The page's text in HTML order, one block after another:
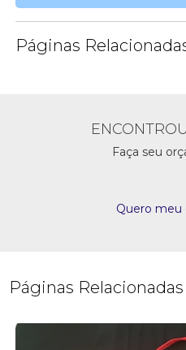
Páginas
Faça seu
Quero
Páginas Relacionadas